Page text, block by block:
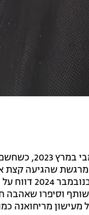
כזכור השניים החלו
שהגיעה קצת
בפברואר 2024,
וסיפרו שאהבה
מריחואנה